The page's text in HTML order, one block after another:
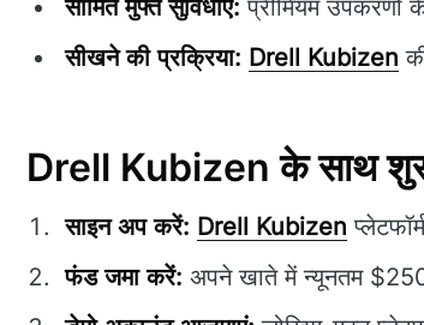
सीमित मुफ्त सुविधाएँ: प्रीमियम उपकरणों
सीखने की प्रक्रिया: Drell Kubizen
Drell Kubizen के साथ
साइन अप करें: Drell Kubizen
फंड जमा करें: अपने खाते में न्यूनतम